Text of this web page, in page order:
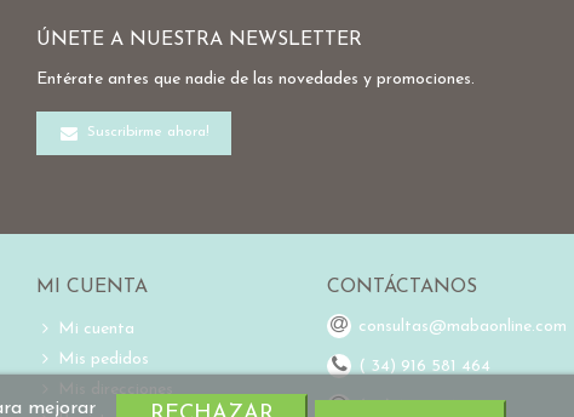
ÚNETE A NUESTRA NEWSLETTER
Entérate antes que nadie de las novedades y promociones.
Suscribirme ahora!
mejorar
MI CUENTA
Mi cuenta
Mis pedidos
CONTÁCTANOS
consultas@mabaonline.com
( 34) 916 581 464